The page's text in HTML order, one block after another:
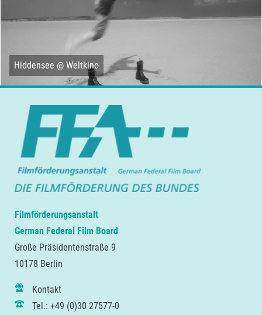
Hiddensee @ Weltkino
Filmförderungsanstalt
German Federal Film Board
Große Präsidentenstraße 9
10178 Berlin
Kontakt
Tel.: +49 (0)30 27577-0